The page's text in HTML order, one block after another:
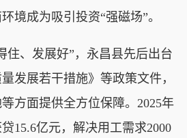
境成为吸引投资“强磁场”。
、发展好”，永昌县先后出台
发展若干措施》等政策文件，
方面提供全方位保障。2025年
15.6亿元，解决用工需求2000